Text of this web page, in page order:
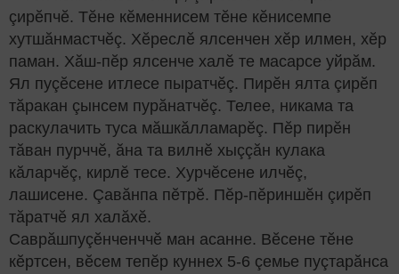
çирӗпчӗ. Тӗне кӗменнисем тӗне кӗнисемпе
хутшăнмастчӗç. Хӗреслӗ ялсенчен хӗр илмен, хӗр
паман. Хăш-пӗр ялсенче халӗ те масарсе уйрăм.
Ял пуçӗсене итлесе пыратчӗç. Пирӗн ялта çирӗп
тăракан çынсем пурăнатчӗç. Телее, никама та
раскулачить туса мăшкăлламарӗç. Пӗр пирӗн
тăван пурччӗ, ăна та вилнӗ хыççăн кулака
кăларчӗç, кирлӗ тесе. Хурчӗсене илчӗç,
лашисене. Çавăнпа пӗтрӗ. Пӗр-пӗриншӗн çирӗп
тăратчӗ ял халăхӗ.
Саврăшпуçӗнченччӗ ман асанне. Вӗсене тӗне
кӗртсен, вӗсем тепӗр куннех 5-6 çемье пуçтарăнса